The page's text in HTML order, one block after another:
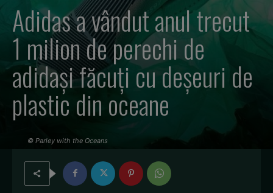
Adidas a vândut anul trecut
1 milion de perechi de
adidași făcuți cu deșeuri de
plastic din oceane
© Parley with the Oceans